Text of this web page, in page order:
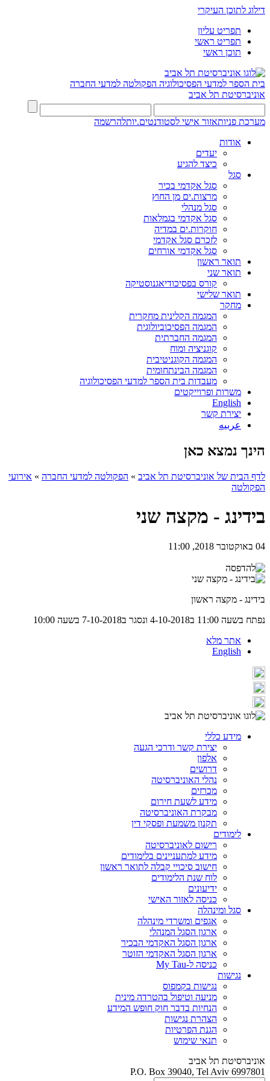
דילוג לתוכן העיקרי
תפריט עליון
תפריט ראשי
תוכן ראשי
בית הספר למדעי הפסיכולוגיה הפקולטה למדעי החברה
אוניברסיטת תל אביב
מערכת פניותאזור אישי לסטודנטים.יותלהרשמה
אודות
יעדים
כיצד להגיע
סגל
סגל אקדמי בכיר
מרצות.ים מן החוץ
סגל מנהלי
סגל אקדמי בגמלאות
חוקרות.ים במדיה
לזכרם סגל אקדמי
סגל אקדמי אורחים
תואר ראשון
תואר שני
קורס בפסיכודיאגנוסטיקה
תואר שלישי
מחקר
המגמה הקלינית מחקרית
המגמה הפסיכוביולוגית
המגמה החברתית
קוגניציה ומוח
המגמה הקוגניטיבית
המגמה הבינתחומית
מעבדות בית הספר למדעי הפסיכולוגיה
משרות ופרוייקטים
English
יצירת קשר
عربيه
הינך נמצא כאן
לדף הבית של אוניברסיטת תל אביב » הפקולטה למדעי החברה » אירועי
הפקולטה
בידינג - מקצה שני
04 באוקטובר 2018, 11:00
בידינג - מקצה ראשון
נפתח בשעה 11:00 ב4-10-2018 ונסגר ב7-10-2018 בשעה 10:00‎
אתר מלא
English
מידע כללי
יצירת קשר ודרכי הגעה
אלפון
דרושים
נהלי האוניברסיטה
מכרזים
מידע לשעת חירום
מבקרת האוניברסיטה
תקנון משמעת ופסקי דין
לימודים
רישום לאוניברסיטה
מידע למתעניינים בלימודים
חישוב סיכויי קבלה לתואר ראשון
לוח שנת הלימודים
ידיעונים
כניסה לאזור האישי
סגל ומינהלה
אגפים ומשרדי מינהלה
ארגון הסגל המנהלי
ארגון הסגל האקדמי הבכיר
ארגון הסגל האקדמי הזוטר
כניסה ל-My Tau
נגישות
נגישות בקמפוס
מניעה וטיפול בהטרדה מינית
הנחיות בדבר חוק חופש המידע
הצהרת נגישות
הגנת הפרטיות
תנאי שימוש
אוניברסיטת תל אביב
P.O. Box 39040, Tel Aviv 6997801